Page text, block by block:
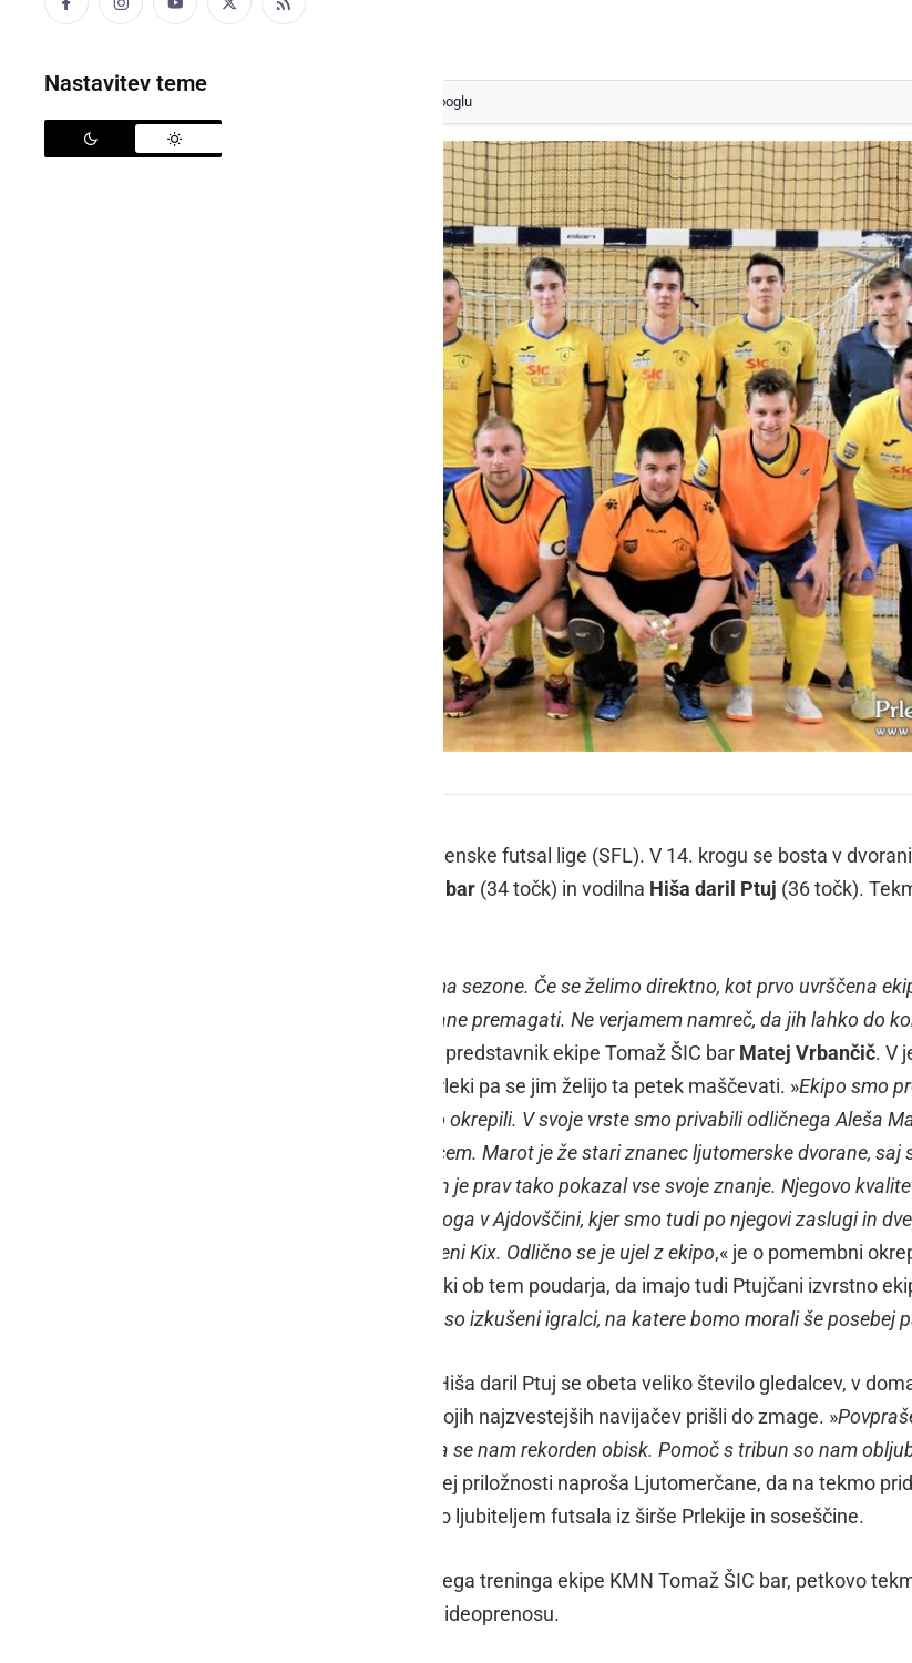
Nastavitev teme
Prlekija-on.net,sreda, 30. januar 2019 ob 16:19
kot svoj prednostni vir na Googlu
Pred nami je odločilna tekma 2. slovenske futsal lige (SFL). V 14. krogu se bosta v
Tomaž ŠIC bar (34 točk) in vodilna Hiša daril Ptuj (36 točk).
Pred nami je najpomembnejša tekma sezone. Če se želimo direktno, kot prvo uvrščena
slovensko futsal ligo, moramo Ptujčane premagati. Ne verjamem namreč, da jih lahko do
,« pove predstavnik ekipe Tomaž ŠIC bar Matej Vrbančič. V
, Prleki pa se jim želijo ta petek maščevati. »Ekipo smo
nadaljevanjem prvenstva še dodatno okrepili. V svoje vrste smo privabili odličnega Aleša
minuli sezoni državni prvak z Dobovcem. Marot je že stari znanec ljutomerske dvorane, saj
udeležuje zimskih turnirjev, na katerih je prav tako pokazal vse svoje znanje. Njegovo
občudovali že na tekmi prejšnjega kroga v Ajdovščini, kjer smo tudi po njegovi zaslugi in
zadetkih s 7:1 premagali tretje uvrščeni Kix. Odlično se je ujel z ekipo,« je o pomembni
naslov prvaka 2.SFL dejal Vrbančič, ki ob tem poudarja, da imajo tudi Ptujčani izvrstno
Senekovič, Vrabl, Pihlar in Klemenčič so izkušeni igralci, na katere bomo morali še posebej
Ta petek na tekmi Tomaž ŠIC bar - Hiša daril Ptuj se obeta veliko število gledalcev, v
so prepričani, da bodo ob pomoči svojih najzvestejših navijačev prišli do zmage. »
ogledu tekme je izredno veliko. Obeta se nam rekorden obisk. Pomoč s tribun so nam
,« je dodal Vrbančič, ki ob tej priložnosti naproša Ljutomerčane, da na tekmo
parkirna mesta ob dvorani prepustijo ljubiteljem futsala iz širše Prlekije in soseščine.
Dodajamo še nekaj fotografij torkovega treninga ekipe KMN Tomaž ŠIC bar, petkovo
lahko ogledali tudi v neposrednem videoprenosu.